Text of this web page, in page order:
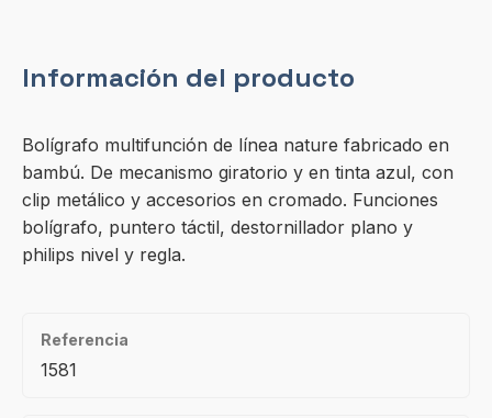
Información del producto
Bolígrafo multifunción de línea nature fabricado en
bambú. De mecanismo giratorio y en tinta azul, con
clip metálico y accesorios en cromado. Funciones
bolígrafo, puntero táctil, destornillador plano y
philips nivel y regla.
Referencia
1581